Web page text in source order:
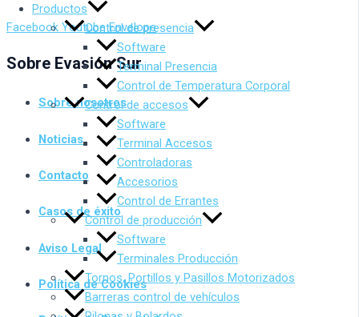
Productos
Control de presencia
Software
Terminal Presencia
Control de Temperatura Corporal
Control de accesos
Software
Terminal Accesos
Controladoras
Accesorios
Control de Errantes
Control de producción
Software
Terminales Producción
Tornos, Portillos y Pasillos Motorizados
Barreras control de vehículos
Facebook Youtube Envelope
Sobre Evasión Sur
Sobre nosotros
Noticias
Contacto
Casos de éxito
Aviso Legal
Política de Cookies